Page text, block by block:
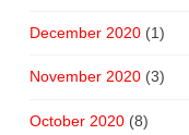
December 2020(1)
November 2020(3)
October 2020(8)